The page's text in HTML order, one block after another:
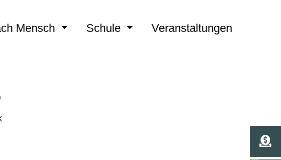
Mensch Schule Veranstaltungen